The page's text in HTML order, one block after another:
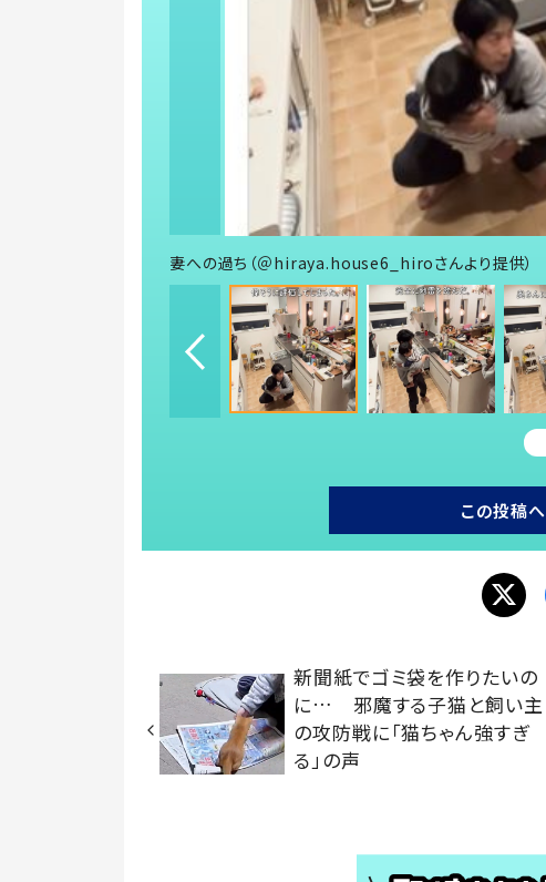
妻への過ち（＠hiraya.house6_hiroさんより提供）
この投稿
新聞紙でゴミ袋を作りたいの
に… 邪魔する子猫と飼い主
の攻防戦に「猫ちゃん強すぎ
る」の声